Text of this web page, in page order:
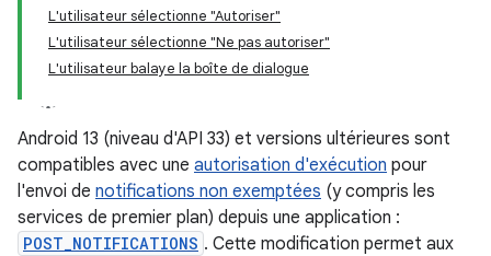
L'utilisateur sélectionne "Autoriser"
L'utilisateur sélectionne "Ne pas autoriser"
L'utilisateur balaye la boîte de dialogue
Android 13 (niveau d'API 33) et versions ultérieures sont
compatibles avec une autorisation d'exécution pour
l'envoi de notifications non exemptées (y compris les
services de premier plan) depuis une application :
POST_NOTIFICATIONS . Cette modification permet aux